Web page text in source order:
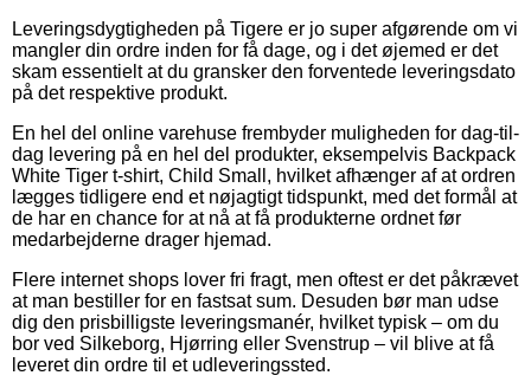
Leveringsdygtigheden på Tigere er jo super afgørende om vi
mangler din ordre inden for få dage, og i det øjemed er det
skam essentielt at du gransker den forventede leveringsdato
på det respektive produkt.
En hel del online varehuse frembyder muligheden for dag-til-
dag levering på en hel del produkter, eksempelvis Backpack
White Tiger t-shirt, Child Small, hvilket afhænger af at ordren
lægges tidligere end et nøjagtigt tidspunkt, med det formål at
de har en chance for at nå at få produkterne ordnet før
medarbejderne drager hjemad.
Flere internet shops lover fri fragt, men oftest er det påkrævet
at man bestiller for en fastsat sum. Desuden bør man udse
dig den prisbilligste leveringsmanér, hvilket typisk – om du
bor ved Silkeborg, Hjørring eller Svenstrup – vil blive at få
leveret din ordre til et udleveringssted.